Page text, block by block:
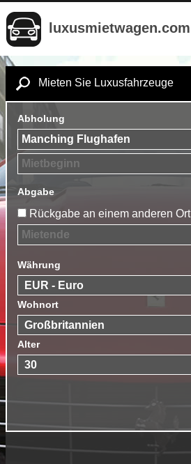
luxusmietwagen.com
Mieten Sie Luxusfahrzeuge
Abholung
Abgabe
Rückgabe an einem anderen Ort
Währung
Wohnort
Alter